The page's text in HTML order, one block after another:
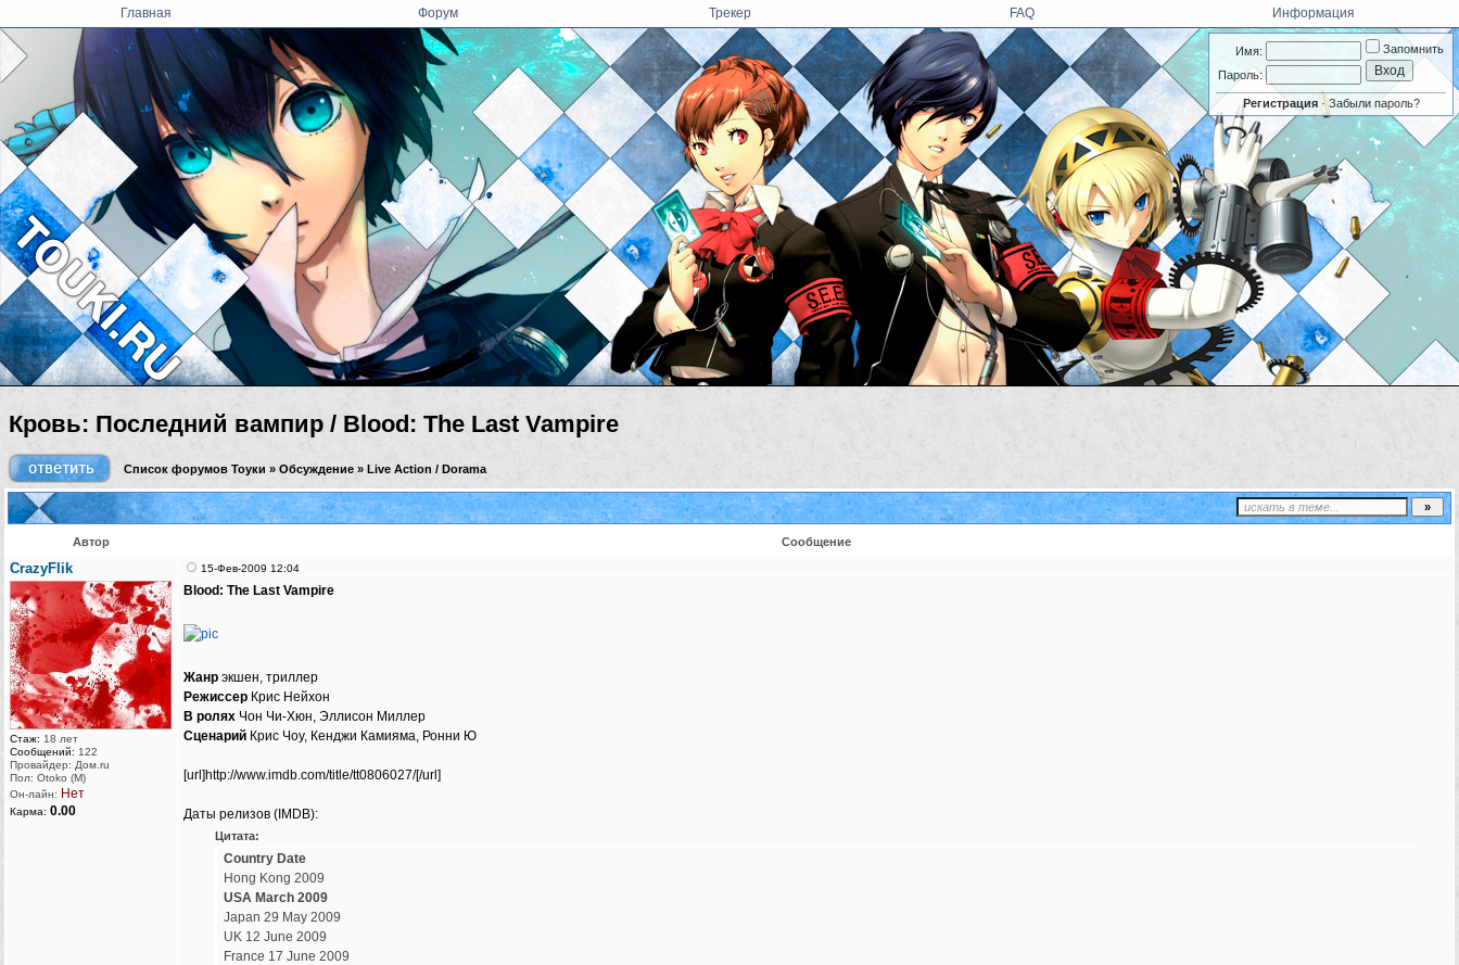
Имя:
Пароль:
Запомнить
Регистрация·Забыли пароль?
Главная Форум Трекер FAQ Информация
Кровь: Последний вампир / Blood: The Last Vampire
Список форумов Тоуки » Обсуждение » Live Action / Dorama
Автор Сообщение
CrazyFlik
Стаж: 18 лет
Сообщений: 122
Провайдер: Дом.ru
Пол: Otoko (M)
Он-лайн: Нет
Карма: 0.00
15-Фев-2009 12:04
Blood: The Last Vampire
Жанр экшен, триллер
Режиссер Крис Нейхон
В ролях Чон Чи-Хюн, Эллисон Миллер
Сценарий Крис Чоу, Кенджи Камияма, Ронни Ю
[url]http://www.imdb.com/title/tt0806027/[/url]
Даты релизов (IMDB):
Цитата:
Country Date
Hong Kong 2009
USA March 2009
Japan 29 May 2009
UK 12 June 2009
France 17 June 2009